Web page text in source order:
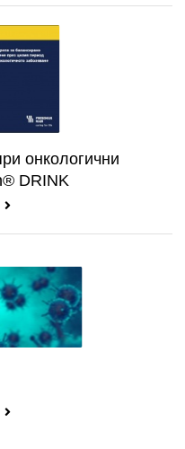
онкологични
DRINK